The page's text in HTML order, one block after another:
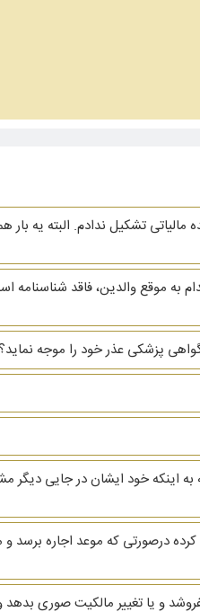
تشکیل ندادم. البته یه بار
موقع والدین، فاقد
گواهی پزشکی عذر خود را موجه
اینکه خود ایشان در جایی